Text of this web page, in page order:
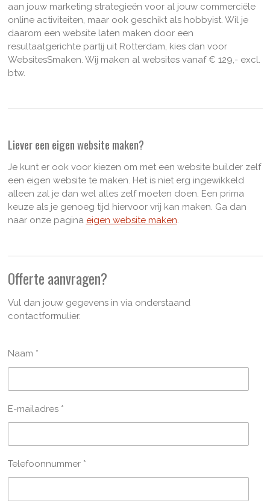
aan jouw marketing strategieën voor al jouw commerciële
online activiteiten, maar ook geschikt als hobbyist. Wil je
daarom een website laten maken door een
resultaatgerichte partij uit Rotterdam, kies dan voor
WebsitesSmaken. Wij maken al websites vanaf € 129,- excl.
btw.
Liever een eigen website maken?
Je kunt er ook voor kiezen om met een website builder zelf
een eigen website te maken. Het is niet erg ingewikkeld
alleen zal je dan wel alles zelf moeten doen. Een prima
keuze als je genoeg tijd hiervoor vrij kan maken. Ga dan
naar onze pagina eigen website maken.
Offerte aanvragen?
Vul dan jouw gegevens in via onderstaand
contactformulier.
Naam *
E-mailadres *
Telefoonnummer *